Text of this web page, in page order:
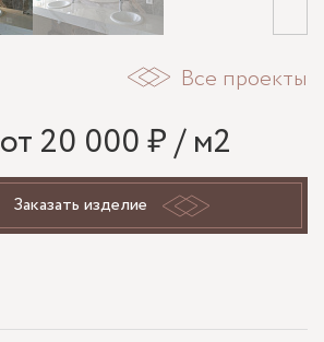
Все проекты
от 20 000 ₽ / м2
Заказать изделие